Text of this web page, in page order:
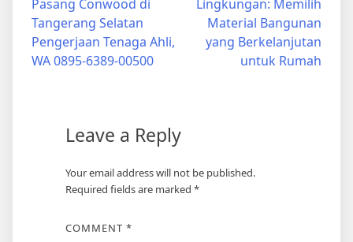
navigation
Pasang Conwood di
Tangerang Selatan
Pengerjaan Tenaga Ahli,
WA 0895-6389-00500
Lingkungan: Memilih
Material Bangunan
yang Berkelanjutan
untuk Rumah
Leave a Reply
Your email address will not be published.
Required fields are marked *
COMMENT *